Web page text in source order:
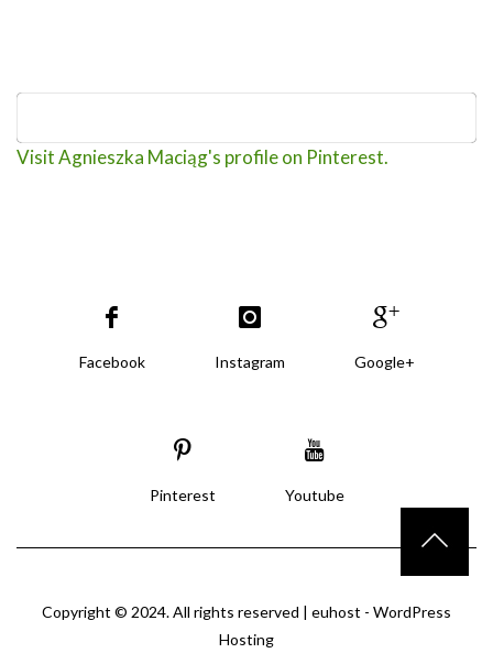
Visit Agnieszka Maciąg's profile on Pinterest.
Facebook Instagram Google+
Pinterest Youtube
Copyright © 2024. All rights reserved | euhost - WordPress
Hosting